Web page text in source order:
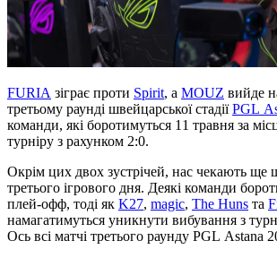
FURIA зіграє проти Spirit, а MOUZ вийде
третьому раунді швейцарської стадіїPGL
команди, які боротимуться 11 травня за
турніру з рахунком 2:0.
Окрім цих двох зустрічей, нас чекають ще
третього ігрового дня. Деякі команди
плей-офф, тоді як K27, magic, The Huns та
намагатимуться уникнути вибування з
Ось всі матчі третього раунду PGL Astana